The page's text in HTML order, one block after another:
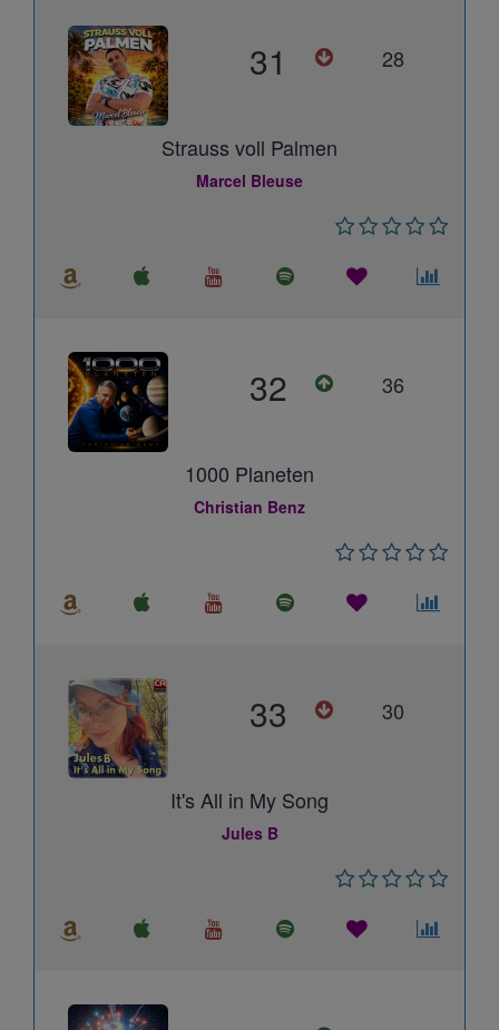
31 28
Strauss voll Palmen
Marcel Bleuse
32 36
1000 Planeten
Christian Benz
33 30
It's All in My Song
Jules B